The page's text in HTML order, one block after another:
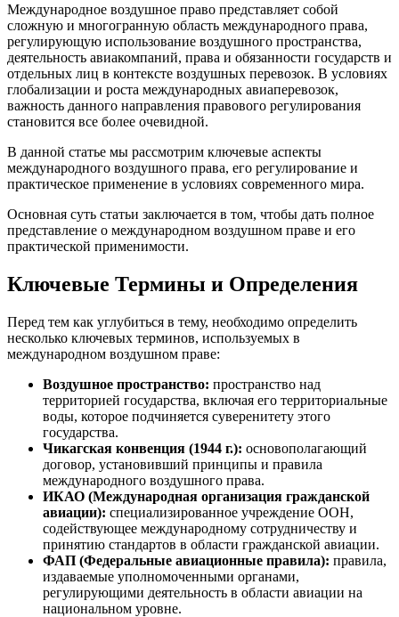
Международное воздушное право представляет собой
сложную и многогранную область международного права,
регулирующую использование воздушного пространства,
деятельность авиакомпаний, права и обязанности государств и
отдельных лиц в контексте воздушных перевозок. В условиях
глобализации и роста международных авиаперевозок,
важность данного направления правового регулирования
становится все более очевидной.
В данной статье мы рассмотрим ключевые аспекты
международного воздушного права, его регулирование и
практическое применение в условиях современного мира.
Основная суть статьи заключается в том, чтобы дать полное
представление о международном воздушном праве и его
практической применимости.
Ключевые Термины и Определения
Перед тем как углубиться в тему, необходимо определить
несколько ключевых терминов, используемых в
международном воздушном праве:
Воздушное пространство: пространство над
территорией государства, включая его территориальные
воды, которое подчиняется суверенитету этого
государства.
Чикагская конвенция (1944 г.): основополагающий
договор, установивший принципы и правила
международного воздушного права.
ИКАО (Международная организация гражданской
авиации): специализированное учреждение ООН,
содействующее международному сотрудничеству и
принятию стандартов в области гражданской авиации.
ФАП (Федеральные авиационные правила): правила,
издаваемые уполномоченными органами,
регулирующими деятельность в области авиации на
национальном уровне.